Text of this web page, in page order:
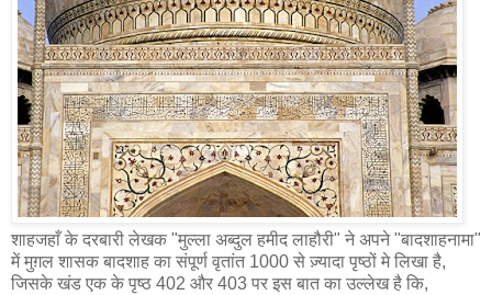
शाहजहाँ के दरबारी लेखक "मुल्ला अब्दुल हमीद लाहौरी" ने अपने "बादशाहनामा"
में मुग़ल शासक बादशाह का संपूर्ण वृतांत 1000 से ज़्यादा पृष्ठों मे लिखा है,
जिसके खंड एक के पृष्ठ 402 और 403 पर इस बात का उल्लेख है कि,